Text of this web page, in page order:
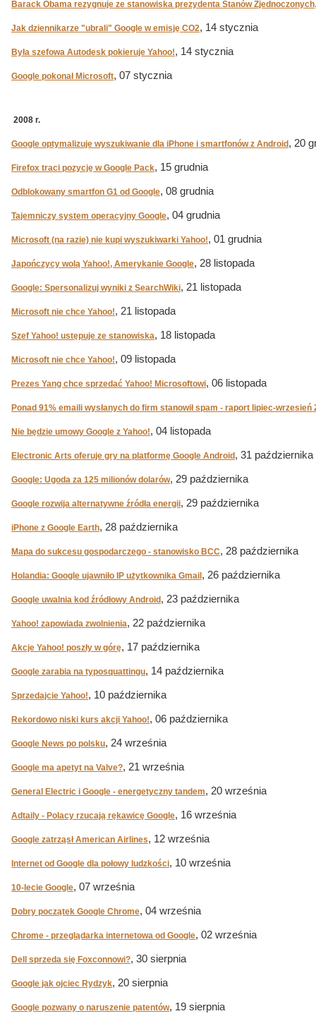
Barack Obama rezygnuje ze stanowiska prezydenta Stanów Zjednoczonych
Jak dziennikarze "ubrali" Google w emisję CO2, 14 stycznia
Była szefowa Autodesk pokieruje Yahoo!, 14 stycznia
Google pokonał Microsoft, 07 stycznia
2008 r.
Google optymalizuje wyszukiwanie dla iPhone i smartfonów z Android , 20
Firefox traci pozycję w Google Pack, 15 grudnia
Odblokowany smartfon G1 od Google, 08 grudnia
Tajemniczy system operacyjny Google, 04 grudnia
Microsoft (na razie) nie kupi wyszukiwarki Yahoo!, 01 grudnia
Japończycy wolą Yahoo!, Amerykanie Google, 28 listopada
Google: Spersonalizuj wyniki z SearchWiki, 21 listopada
Microsoft nie chce Yahoo!, 21 listopada
Szef Yahoo! ustępuje ze stanowiska, 18 listopada
Microsoft nie chce Yahoo!, 09 listopada
Prezes Yang chce sprzedać Yahoo! Microsoftowi, 06 listopada
Ponad 91% emaili wysłanych do firm stanowił spam - raport lipiec-wrzesień
Nie będzie umowy Google z Yahoo!, 04 listopada
Electronic Arts oferuje gry na platformę Google Android , 31 października
Google: Ugoda za 125 milionów dolarów, 29 października
Google rozwija alternatywne źródła energii, 29 października
iPhone z Google Earth, 28 października
Mapa do sukcesu gospodarczego - stanowisko BCC, 28 października
Holandia: Google ujawniło IP użytkownika Gmail , 26 października
Google uwalnia kod źródłowy Android , 23 października
Yahoo! zapowiada zwolnienia, 22 października
Akcje Yahoo! poszły w górę, 17 października
Google zarabia na typosquattingu, 14 października
Sprzedajcie Yahoo!, 10 października
Rekordowo niski kurs akcji Yahoo!, 06 października
Google News po polsku, 24 września
Google ma apetyt na Valve?, 21 września
General Electric i Google - energetyczny tandem, 20 września
Adtaily - Polacy rzucają rękawicę Google, 16 września
Google zatrząsł American Airlines, 12 września
Internet od Google dla połowy ludzkości, 10 września
10-lecie Google, 07 września
Dobry początek Google Chrome, 04 września
Chrome - przeglądarka internetowa od Google, 02 września
Dell sprzeda się Foxconnowi?, 30 sierpnia
Google jak ojciec Rydzyk, 20 sierpnia
Google pozwany o naruszenie patentów, 19 sierpnia